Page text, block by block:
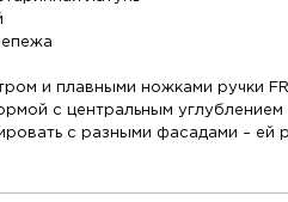
и плавными ножками ручки
с центральным углублением
с разными фасадами –